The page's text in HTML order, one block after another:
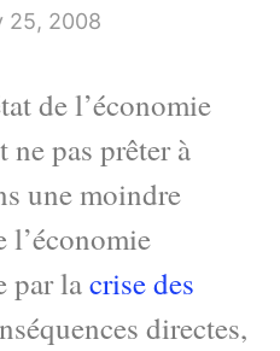
25, 2008
de l’économie
pas prêter à
une moindre
l’économie
par lacrise des
directes,